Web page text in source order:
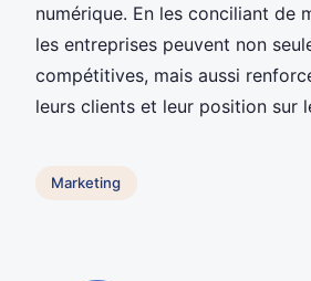
numérique. En les conciliant de
les entreprises peuvent non
compétitives, mais aussi
leurs clients et leur position sur
Marketing